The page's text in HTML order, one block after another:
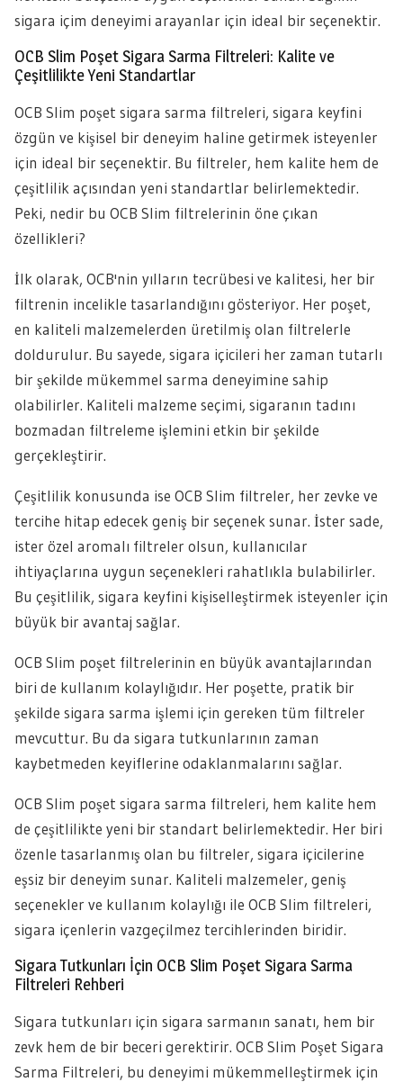
sigara içim deneyimi arayanlar için ideal bir seçenektir.
OCB Slim Poşet Sigara Sarma Filtreleri: Kalite ve
Çeşitlilikte Yeni Standartlar
OCB Slim poşet sigara sarma filtreleri, sigara keyfini
özgün ve kişisel bir deneyim haline getirmek isteyenler
için ideal bir seçenektir. Bu filtreler, hem kalite hem de
çeşitlilik açısından yeni standartlar belirlemektedir.
Peki, nedir bu OCB Slim filtrelerinin öne çıkan
özellikleri?
İlk olarak, OCB'nin yılların tecrübesi ve kalitesi, her bir
filtrenin incelikle tasarlandığını gösteriyor. Her poşet,
en kaliteli malzemelerden üretilmiş olan filtrelerle
doldurulur. Bu sayede, sigara içicileri her zaman tutarlı
bir şekilde mükemmel sarma deneyimine sahip
olabilirler. Kaliteli malzeme seçimi, sigaranın tadını
bozmadan filtreleme işlemini etkin bir şekilde
gerçekleştirir.
Çeşitlilik konusunda ise OCB Slim filtreler, her zevke ve
tercihe hitap edecek geniş bir seçenek sunar. İster sade,
ister özel aromalı filtreler olsun, kullanıcılar
ihtiyaçlarına uygun seçenekleri rahatlıkla bulabilirler.
Bu çeşitlilik, sigara keyfini kişiselleştirmek isteyenler için
büyük bir avantaj sağlar.
OCB Slim poşet filtrelerinin en büyük avantajlarından
biri de kullanım kolaylığıdır. Her poşette, pratik bir
şekilde sigara sarma işlemi için gereken tüm filtreler
mevcuttur. Bu da sigara tutkunlarının zaman
kaybetmeden keyiflerine odaklanmalarını sağlar.
OCB Slim poşet sigara sarma filtreleri, hem kalite hem
de çeşitlilikte yeni bir standart belirlemektedir. Her biri
özenle tasarlanmış olan bu filtreler, sigara içicilerine
eşsiz bir deneyim sunar. Kaliteli malzemeler, geniş
seçenekler ve kullanım kolaylığı ile OCB Slim filtreleri,
sigara içenlerin vazgeçilmez tercihlerinden biridir.
Sigara Tutkunları İçin OCB Slim Poşet Sigara Sarma
Filtreleri Rehberi
Sigara tutkunları için sigara sarmanın sanatı, hem bir
zevk hem de bir beceri gerektirir. OCB Slim Poşet Sigara
Sarma Filtreleri, bu deneyimi mükemmelleştirmek için